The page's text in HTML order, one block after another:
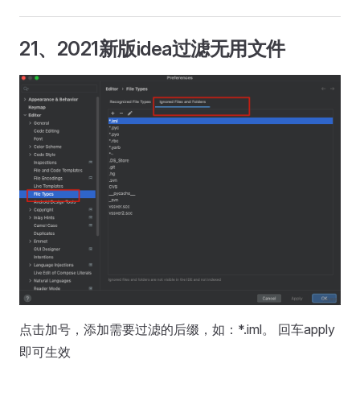
21、2021新版idea过滤无用文件
点击加号，添加需要过滤的后缀，如：*.iml。 回车apply
即可生效